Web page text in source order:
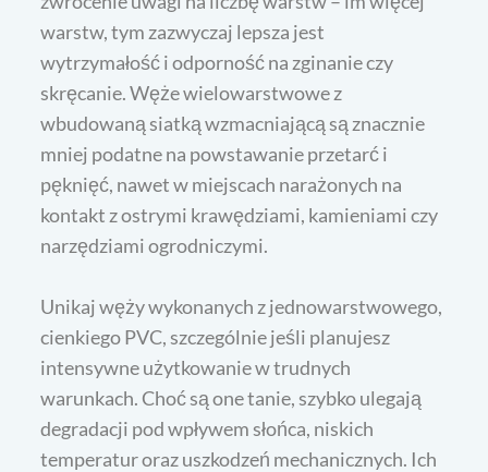
warstw, tym zazwyczaj lepsza jest
wytrzymałość i odporność na zginanie czy
skręcanie. Węże wielowarstwowe z
wbudowaną siatką wzmacniającą są znacznie
mniej podatne na powstawanie przetarć i
pęknięć, nawet w miejscach narażonych na
kontakt z ostrymi krawędziami, kamieniami czy
narzędziami ogrodniczymi.
Unikaj węży wykonanych z jednowarstwowego,
cienkiego PVC, szczególnie jeśli planujesz
intensywne użytkowanie w trudnych
warunkach. Choć są one tanie, szybko ulegają
degradacji pod wpływem słońca, niskich
temperatur oraz uszkodzeń mechanicznych. Ich